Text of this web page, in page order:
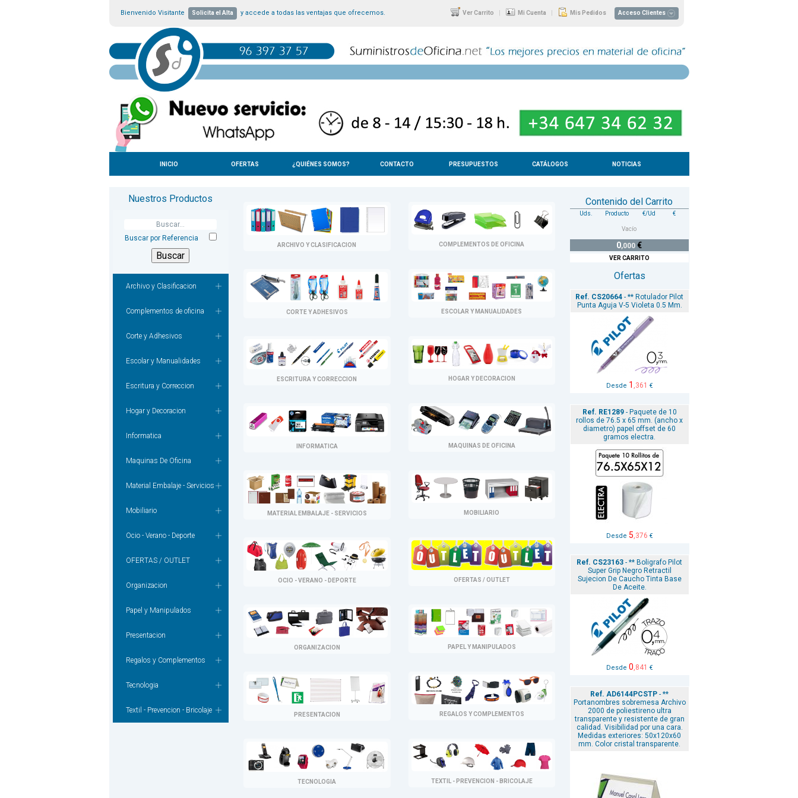
Bienvenido Visitante Solicita el Alta y accede a todas las ventajas que ofrecemos. Ver Carrito | Mi Cuenta | Mis Pedidos Acceso Clientes
INICIO OFERTAS ¿QUIÉNES SOMOS? CONTACTO PRESUPUESTOS CATÁLOGOS NOTICIAS
Nuestros Productos
Buscar por Referencia
Archivo y Clasificacion
Complementos de oficina
Corte y Adhesivos
Escolar y Manualidades
Escritura y Correccion
Hogar y Decoracion
Informatica
Maquinas De Oficina
Material Embalaje - Servicios
Mobiliario
Ocio - Verano - Deporte
OFERTAS / OUTLET
Organizacion
Papel y Manipulados
Presentacion
Regalos y Complementos
Tecnologia
Textil - Prevencion - Bricolaje
ARCHIVO Y CLASIFICACION COMPLEMENTOS DE OFICINA
CORTE Y ADHESIVOS ESCOLAR Y MANUALIDADES
ESCRITURA Y CORRECCION HOGAR Y DECORACION
INFORMATICA MAQUINAS DE OFICINA
MATERIAL EMBALAJE - SERVICIOS MOBILIARIO
OCIO - VERANO - DEPORTE OFERTAS / OUTLET
ORGANIZACION PAPEL Y MANIPULADOS
PRESENTACION REGALOS Y COMPLEMENTOS
TECNOLOGIA TEXTIL - PREVENCION - BRICOLAJE
Contenido del Carrito
Uds. Producto €/Ud €
Vacío
0,000 €
VER CARRITO
Ofertas
Ref. CS20664 - ** Rotulador Pilot
Punta Aguja V-5 Violeta 0.5 Mm.
Desde 1 ,361 €
Ref. RE1289- Paquete de 10
rollos de 76.5 x 65 mm. (ancho x
diametro) papel offset de 60
gramos electra.
Desde 5,376 €
Ref. CS23163 - ** Boligrafo Pilot
Super Grip Negro Retractil
Sujecion De Caucho Tinta Base
De Aceite.
Desde 0,841 €
Ref. AD6144PCSTP - **
Portanombres sobremesa Archivo
2000 de poliestireno ultra
transparente y resistente de gran
calidad. Visibilidad por una cara.
Medidas exteriores: 50x120x60
mm. Color cristal transparente.